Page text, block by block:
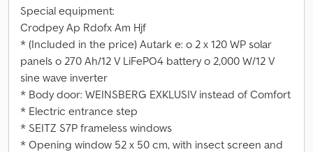
Special equipment:
Crodpey Ap Rdofx Am Hjf
* (Included in the price) Autark e: o 2 x 120 WP solar
panels o 270 Ah/12 V LiFePO4 battery o 2,000 W/12 V
sine wave inverter
* Body door: WEINSBERG EXKLUSIV instead of Comfort
* Electric entrance step
* SEITZ S7P frameless windows
* Opening window 52 x 50 cm, with insect screen and